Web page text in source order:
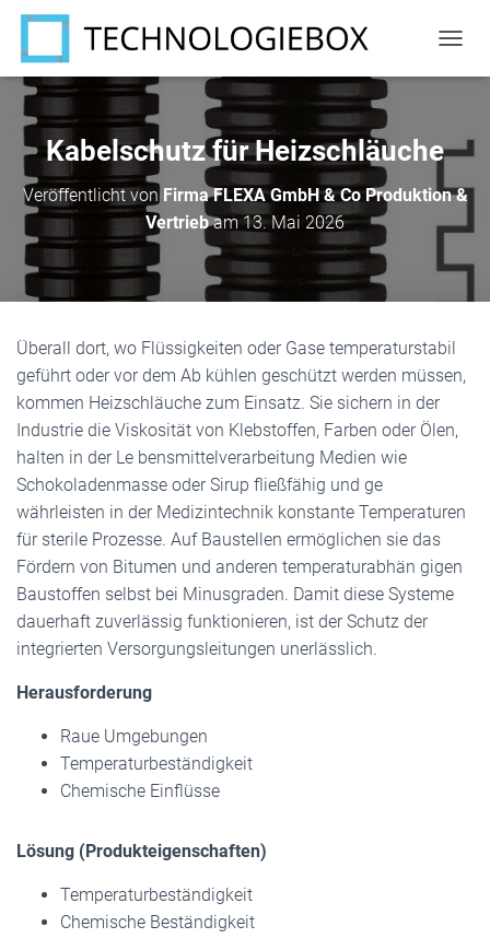
A
A
I
U
S
H
E
Kabelschutz für Heizschläuche
Veröffentlicht von Firma FLEXA GmbH & Co Produktion &
Vertriebam13. Mai 2026
Überall dort, wo Flüssigkeiten oder Gase temperaturstabil
geführt oder vor dem Ab kühlen geschützt werden müssen,
kommen Heizschläuche zum Einsatz. Sie sichern in der
Industrie die Viskosität von Klebstoffen, Farben oder Ölen,
halten in der Le bensmittelverarbeitung Medien wie
Schokoladenmasse oder Sirup fließfähig und ge
währleisten in der Medizintechnik konstante Temperaturen
für sterile Prozesse. Auf Baustellen ermöglichen sie das
Fördern von Bitumen und anderen temperaturabhän gigen
Baustoffen selbst bei Minusgraden. Damit diese Systeme
dauerhaft zuverlässig funktionieren, ist der Schutz der
integrierten Versorgungsleitungen unerlässlich.
Herausforderung
Raue Umgebungen
Temperaturbeständigkeit
Chemische Einflüsse
Lösung (Produkteigenschaften)
Temperaturbeständigkeit
Chemische Beständigkeit